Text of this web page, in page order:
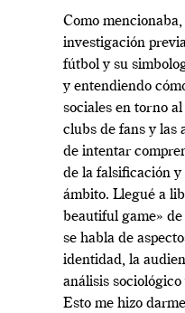
Como
investigación
fútbol y su
y entendiendo
sociales en torno
clubs de fans y las
de intentar
de la falsificación
ámbito. Llegué a
beautiful game»
se habla de
identidad, la
análisis
Esto me hizo